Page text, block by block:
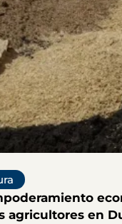
agricultores en